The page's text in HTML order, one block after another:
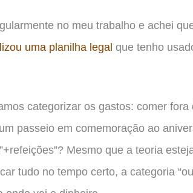
no meu trabalho e achei
uma planilha legal que tenho
categorizar os gastos: comer fora
passeio em comemoração ao
Mesmo que a teoria
tudo no tempo certo, a categoria